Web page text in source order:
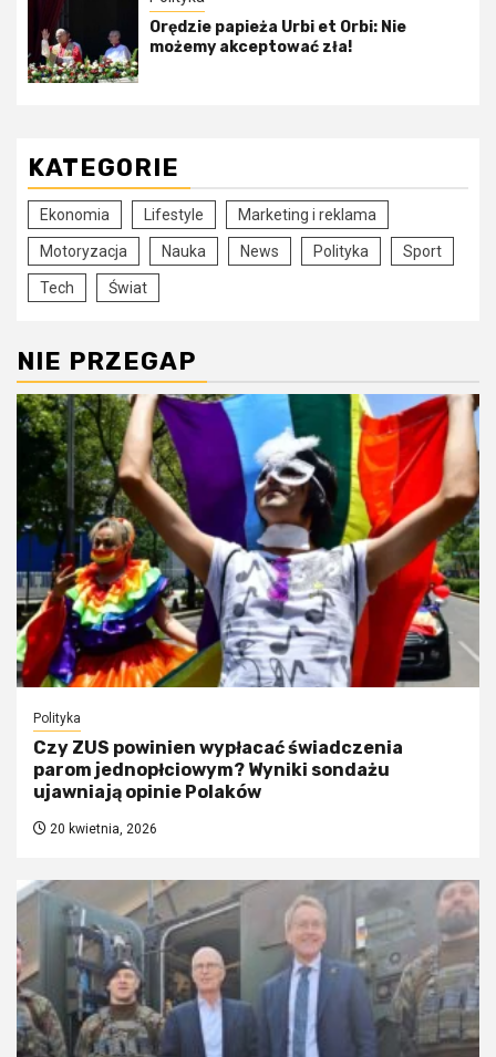
Orędzie papieża Urbi et Orbi: Nie
możemy akceptować zła!
KATEGORIE
Ekonomia Lifestyle Marketing i reklama
Motoryzacja Nauka News Polityka Sport
Tech Świat
NIE PRZEGAP
Polityka
Czy ZUS powinien wypłacać świadczenia
parom jednopłciowym? Wyniki sondażu
ujawniają opinie Polaków
20 kwietnia, 2026